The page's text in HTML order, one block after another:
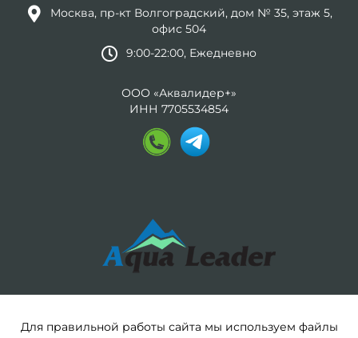
Москва, пр-кт Волгоградский, дом № 35, этаж 5,
офис 504
9:00-22:00, Ежедневно
ООО «Аквалидер+»
ИНН 7705534854
Для правильной работы сайта мы используем файлы